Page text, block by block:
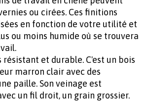
ou cirées. Ces finitions
en fonction de votre utilité et
ou moins humide où se trouvera
résistant et durable. C'est un bois
marron clair avec des
paille. Son veinage est
un fil droit, un grain grossier.